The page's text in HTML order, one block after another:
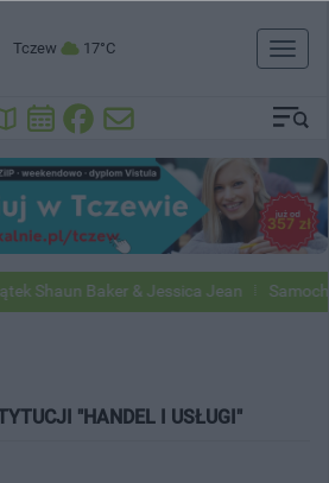
Tczew 17°C
Toggle
Baker & Jessica Jean Samochody
"HANDEL I USŁUGI"